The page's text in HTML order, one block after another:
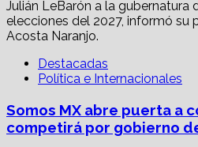
Destacadas
Política e Internacionales
Somos MX abre puerta a
competirá por gobierno